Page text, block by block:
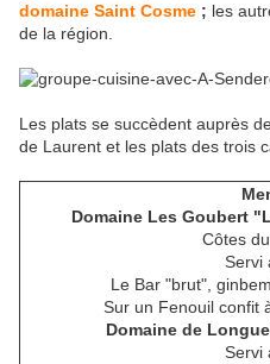
domaine Saint Cosme ; les
de la région.
Les plats se succèdent auprès
de Laurent et les plats des trois
Domaine Les Goubert
Côtes
Servi
Le Bar "brut",
Sur un Fenouil confit
Domaine de
Servi